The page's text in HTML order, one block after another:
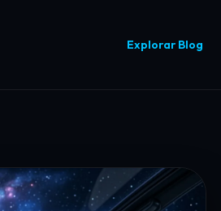
Explorar Blog